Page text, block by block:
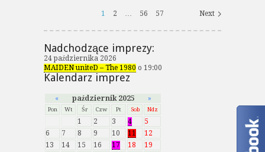
Next
1 2 … 56 57
Nadchodzące imprezy:
24 października 2026
MAIDEN uniteD – The 1980 o 19:00
Kalendarz imprez
« październik 2025 »
Pon Wt Śr Czw Pt Sob Ndz
1 2 3 4
5
6
7 8 9 10 11
12
13
14 15 16 17 18
19